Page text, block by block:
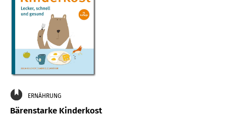
ERNÄHRUNG
Bärenstarke Kinderkost